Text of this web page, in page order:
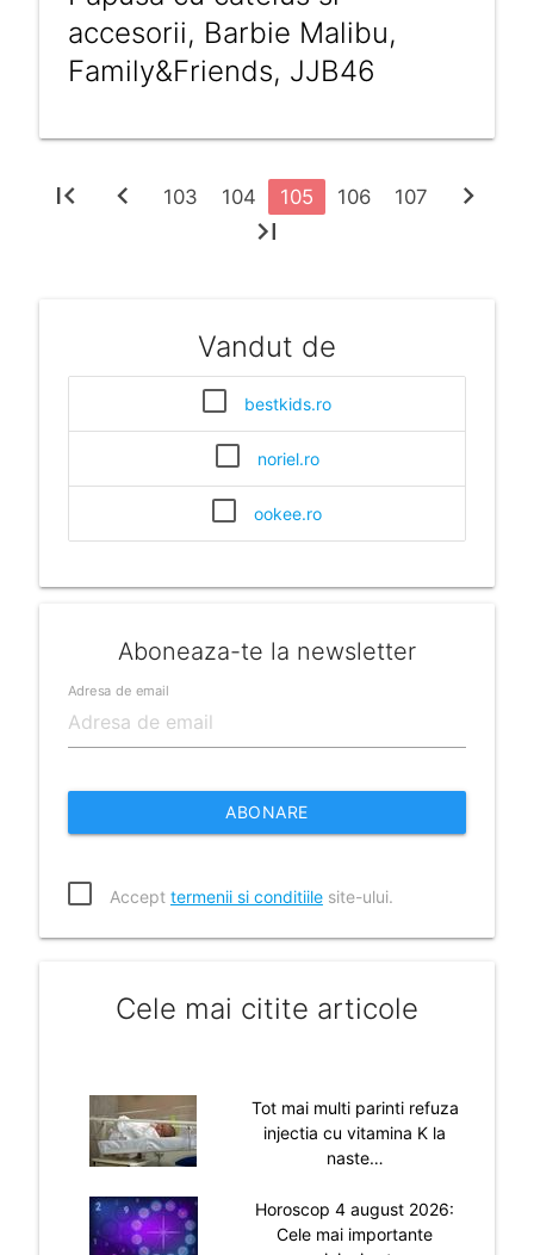
accesorii, Barbie Malibu,
Family&Friends, JJB46
first_page chevron_left 103 104 105 106 107
chevron_right
last_page
Vandut de
bestkids.ro
noriel.ro
ookee.ro
Aboneaza-te la newsletter
Adresa de email
ABONARE
Accept termenii si conditiilesite-ului.
Cele mai citite articole
Tot mai multi parinti refuza
injectia cu vitamina K la
naste…
Horoscop 4 august 2026:
Cele mai importante